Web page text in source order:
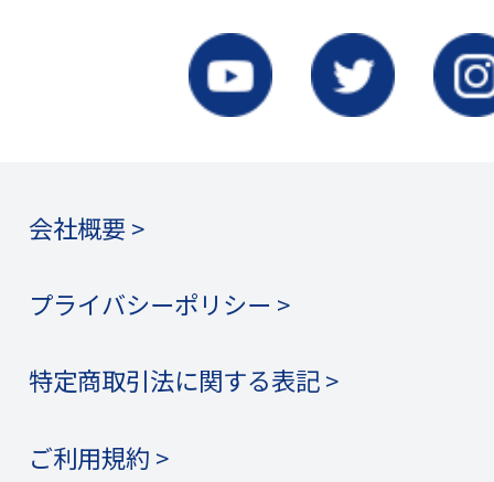
会社概要 >
プライバシーポリシー >
特定商取引法に関する表記 >
ご利用規約 >